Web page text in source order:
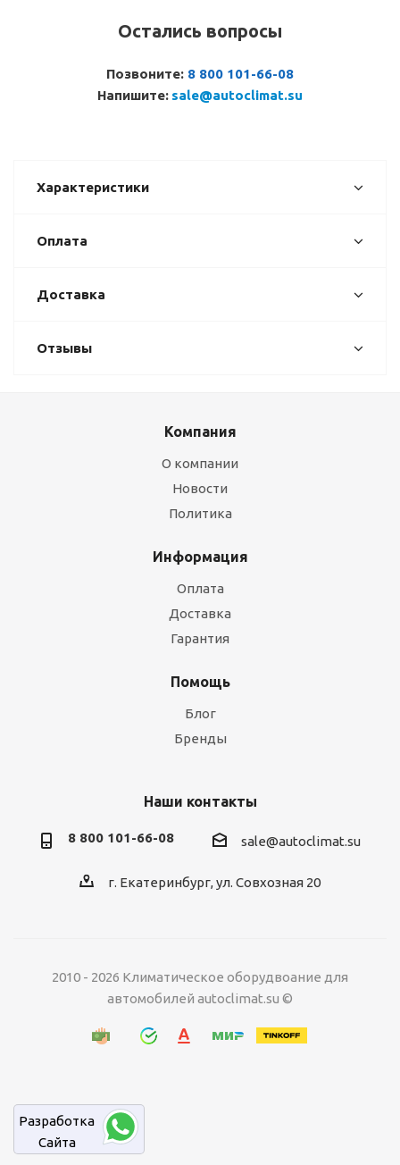
Остались вопросы
Позвоните: 8 800 101-66-08
Напишите: sale@autoclimat.su
Характеристики
Оплата
Доставка
Отзывы
Компания
О компании
Новости
Политика
Информация
Оплата
Доставка
Гарантия
Помощь
Блог
Бренды
Наши контакты
8 800 101-66-08 sale@autoclimat.su
г. Екатеринбург, ул. Совхозная 20
2010 - 2026 Климатическое оборудвоание для
автомобилей autoclimat.su ©
Разработка
Cайта